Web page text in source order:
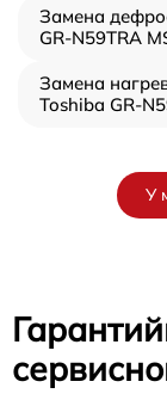
Замена
GR-N59TRA
Замена
Toshiba GR-
У